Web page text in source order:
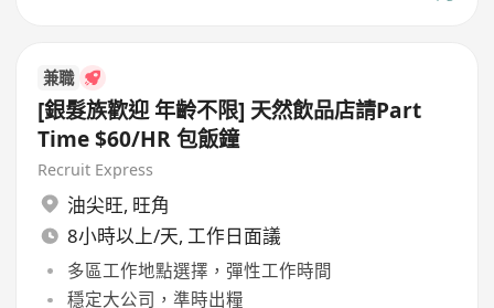
兼職
[銀髮族歡迎 年齡不限] 天然飲品店請Part
Time $60/HR 包飯鐘
Recruit Express
油尖旺, 旺角
8小時以上/天, 工作日面議
多區工作地點選擇，彈性工作時間
穩定大公司，準時出糧